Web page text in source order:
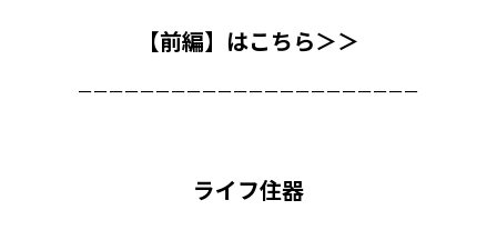
【前編】はこちら＞＞
ーーーーーーーーーーーーーーーーーーーーーー
ライフ住器